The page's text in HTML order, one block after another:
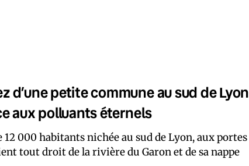
d’une petite commune au sud de Lyon
aux polluants éternels
000 habitants nichée au sud de Lyon, aux portes
tout droit de la rivière du Garon et de sa nappe